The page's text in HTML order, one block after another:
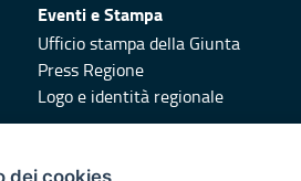
Eventi e Stampa
Ufficio stampa della Giunta
Press Regione
Logo e identità regionale
dei cookies